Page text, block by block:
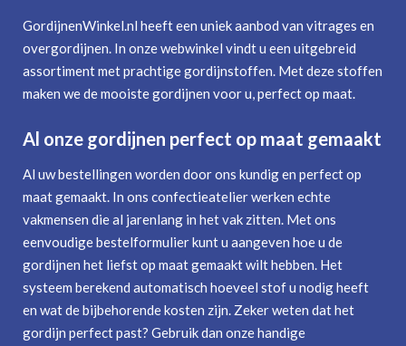
GordijnenWinkel.nl heeft een uniek aanbod van vitrages en
overgordijnen. In onze webwinkel vindt u een uitgebreid
assortiment met prachtige gordijnstoffen. Met deze stoffen
maken we de mooiste gordijnen voor u, perfect op maat.
Al onze gordijnen perfect op maat gemaakt
Al uw bestellingen worden door ons kundig en perfect op
maat gemaakt. In ons confectieatelier werken echte
vakmensen die al jarenlang in het vak zitten. Met ons
eenvoudige bestelformulier kunt u aangeven hoe u de
gordijnen het liefst op maat gemaakt wilt hebben. Het
systeem berekend automatisch hoeveel stof u nodig heeft
en wat de bijbehorende kosten zijn. Zeker weten dat het
gordijn perfect past? Gebruik dan onze handige